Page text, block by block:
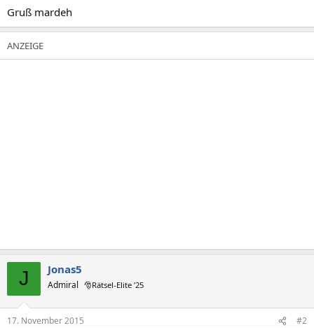
Gruß mardeh
J Jonas5
Admiral 🎅Rätsel-Elite ’25
17. November 2015 #2